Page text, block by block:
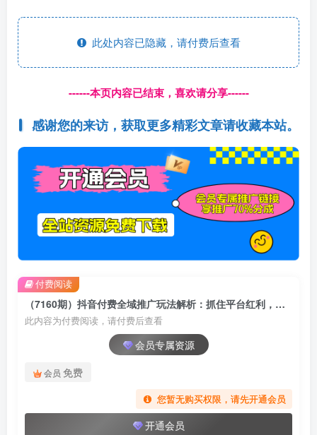
此处内容已隐藏，请付费后查看
------本页内容已结束，喜欢请分享------
感谢您的来访，获取更多精彩文章请收藏本站。
（7160期）抖音付费全域推广玩法解析：抓住平台红利，小付费撬动大流量（9节课）
此内容为付费阅读，请付费后查看
会员专属资源
会员 免费
您暂无购买权限，请先开通会员
开通会员
付费阅读